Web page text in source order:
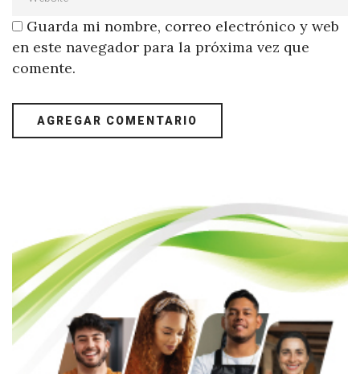
Guarda mi nombre, correo electrónico y web
en este navegador para la próxima vez que
comente.